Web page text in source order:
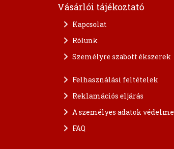
Vásárlói tájékoztató
Kapcsolat
Rólunk
Személyre szabott ékszerek
Felhasználási feltételek
Reklamációs eljárás
A személyes adatok védelme
FAQ